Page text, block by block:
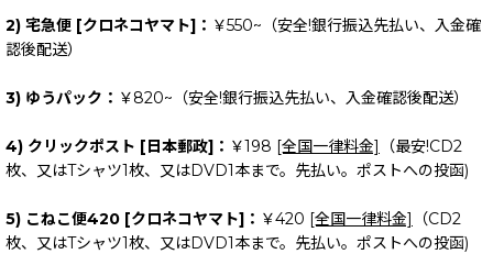
2) 宅急便 [クロネコヤマト]： ￥550~（安全!銀行振込先払い、入金確
認後配送）
3) ゆうパック： ￥820~（安全!銀行振込先払い、入金確認後配送）
4) クリックポスト [日本郵政]： ￥198 [全国一律料金]
（最安!CD2
枚、又はTシャツ1枚、又はDVD1本まで。先払い。ポストへの投函)
5) こねこ便420 [クロネコヤマト]： ￥420 [全国一律料金]
（CD2
枚、又はTシャツ1枚、又はDVD1本まで。先払い。ポストへの投函)